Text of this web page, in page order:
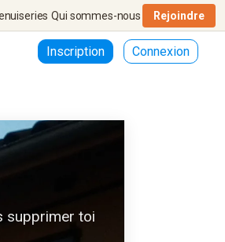
Qui sommes-nous Rejoindre
Inscription Connexion
supprimer toi